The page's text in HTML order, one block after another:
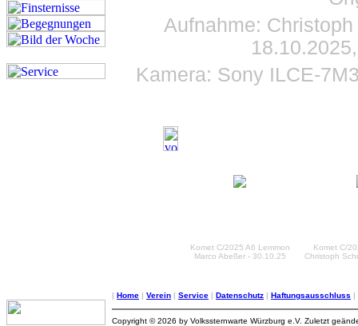
Aufnahme:
Kamera: Sony ILCE-
Komet C/2025 A6 Lemmon
Marco Abeßer - 30.10.25
Komet C/
Christoph
| Home | Verein | Service | Datenschutz | Haftungsausschluss |
Copyright © 2026 by Volkssternwarte Würzburg e.V. Zuletzt